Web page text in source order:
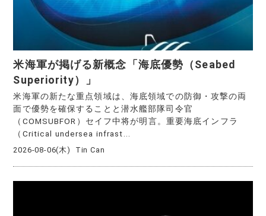
米海軍が掲げる新概念「海底優勢（Seabed
Superiority）」
米海軍の新たな重点領域は、海底領域での防御・攻撃の両
面で優勢を確保することと潜水艦部隊司令官
（COMSUBFOR）セイフ中将が明言。重要海底インフラ
（Critical undersea infrast...
2026-08-06(木) Tin Can